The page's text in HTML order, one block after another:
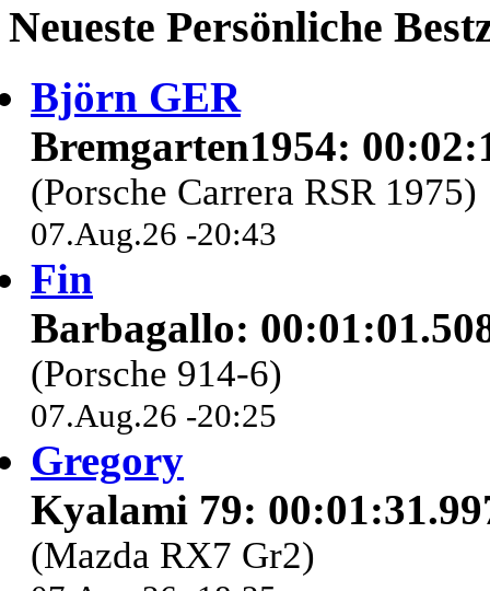
Neueste Persönliche
Björn GER
Bremgarten1954:
(Porsche Carrera RSR 1975)
07.Aug.26 -20:43
Fin
Barbagallo:
(Porsche 914-6)
07.Aug.26 -20:25
Gregory
Kyalami 79:
(Mazda RX7 Gr2)